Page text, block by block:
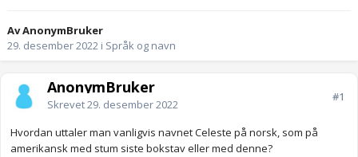
Av AnonymBruker
29. desember 2022 i Språk og navn
AnonymBruker
Skrevet29. desember 2022
#1
Hvordan uttaler man vanligvis navnet Celeste på norsk, som på
amerikansk med stum siste bokstav eller med denne?